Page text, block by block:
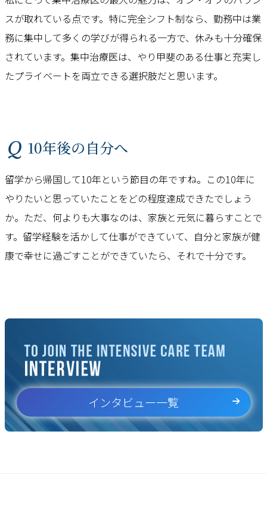
スが取れている点です。特に完全シフト制なら、勤務中は業
務に集中して多くの学びが得られる一方で、休みも十分確保
されています。集中治療医は、やり甲斐のある仕事と充実し
たプライベートを両立できる選択肢だと思います。
Q 10年後の自分へ
留学から帰国して10年という節目の年ですね。この10年に
やりたいと思っていたことをどの程度達成できたでしょう
か。ただ、何よりも大事なのは、家族と元気に暮らすことで
す。留学経験を活かして仕事ができていて、自分と家族が健
康で幸せに過ごすことができていたら、それで十分です。
インタビュー一覧